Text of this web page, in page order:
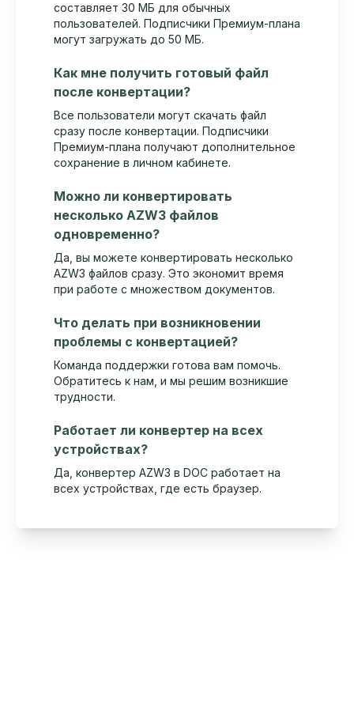
составляет 30 МБ для обычных
пользователей. Подписчики Премиум-плана
могут загружать до 50 МБ.
Как мне получить готовый файл
после конвертации?
Все пользователи могут скачать файл
сразу после конвертации. Подписчики
Премиум-плана получают дополнительное
сохранение в личном кабинете.
Можно ли конвертировать
несколько AZW3 файлов
одновременно?
Да, вы можете конвертировать несколько
AZW3 файлов сразу. Это экономит время
при работе с множеством документов.
Что делать при возникновении
проблемы с конвертацией?
Команда поддержки готова вам помочь.
Обратитесь к нам, и мы решим возникшие
трудности.
Работает ли конвертер на всех
устройствах?
Да, конвертер AZW3 в DOC работает на
всех устройствах, где есть браузер.